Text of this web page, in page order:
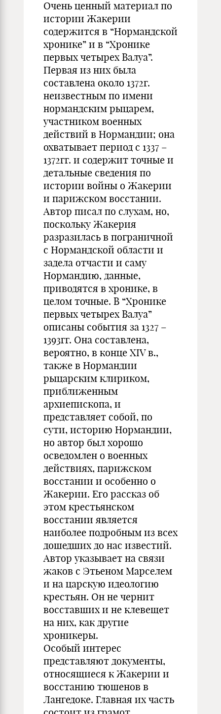
Очень ценный материал по
истории Жакерии
содержится в “Нормандской
хронике” и в “Хронике
первых четырех Валуа”.
Первая из них была
составлена около 1372г.
неизвестным по имени
нормандским рыцарем,
участником военных
действий в Нормандии; она
охватывает период с 1337 –
1372гг. и содержит точные и
детальные сведения по
истории войны о Жакерии
и парижском восстании.
Автор писал по слухам, но,
поскольку Жакерия
разразилась в пограничной
с Нормандской области и
задела отчасти и саму
Нормандию, данные,
приводятся в хронике, в
целом точные. В “Хронике
первых четырех Валуа”
описаны события за 1327 –
1393гг. Она составлена,
вероятно, в конце XIV в.,
также в Нормандии
рыцарским клириком,
приближенным
архиепископа, и
представляет собой, по
сути, историю Нормандии,
но автор был хорошо
осведомлен о военных
действиях, парижском
восстании и особенно о
Жакерии. Его рассказ об
этом крестьянском
восстании является
наиболее подробным из всех
дошедших до нас известий.
Автор указывает на связи
жаков с Этьеном Марселем
и на царскую идеологию
крестьян. Он не чернит
восставших и не клевещет
на них, как другие
хроникеры.
Особый интерес
представляют документы,
относящиеся к Жакерии и
восстанию тюшенов в
Лангедоке. Главная их часть